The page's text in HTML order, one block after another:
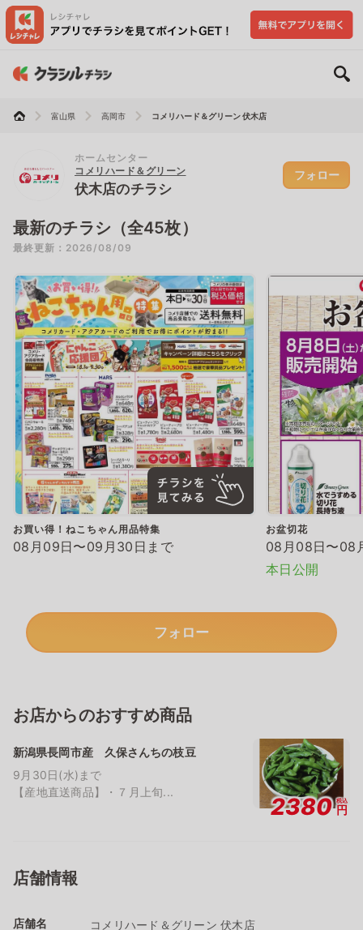
富山県 高岡市 コメリハード＆グリーン 伏木店
ホームセンター
コメリハード＆グリーン
伏木店のチラシ
フォロー
最新のチラシ（全45枚）
最終更新：2026/08/09
お買い得！ねこちゃん用品特集
08月09日〜09月30日まで
お盆切花
08月08日〜08
本日公開
フォロー
お店からのおすすめ商品
新潟県長岡市産 久保さんちの枝豆
9月30日(水)まで
【産地直送商品】・７月上旬...
2380 税込
円
店舗情報
店舗名 コメリハード＆グリーン 伏木店